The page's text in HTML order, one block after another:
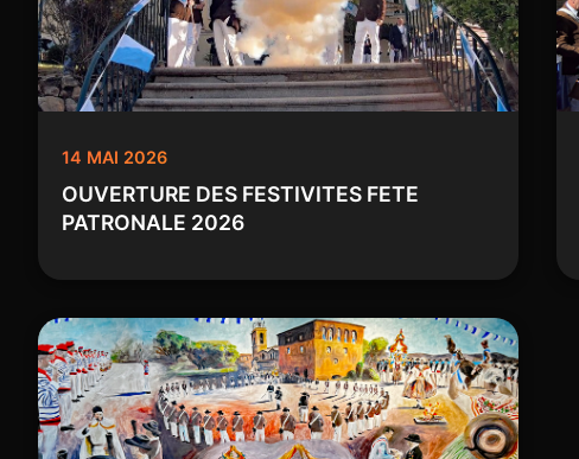
14 MAI 2026
OUVERTURE DES FESTIVITES FETE
PATRONALE 2026